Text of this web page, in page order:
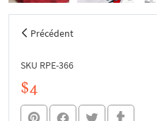
Précédent
SKU RPE-366
$4